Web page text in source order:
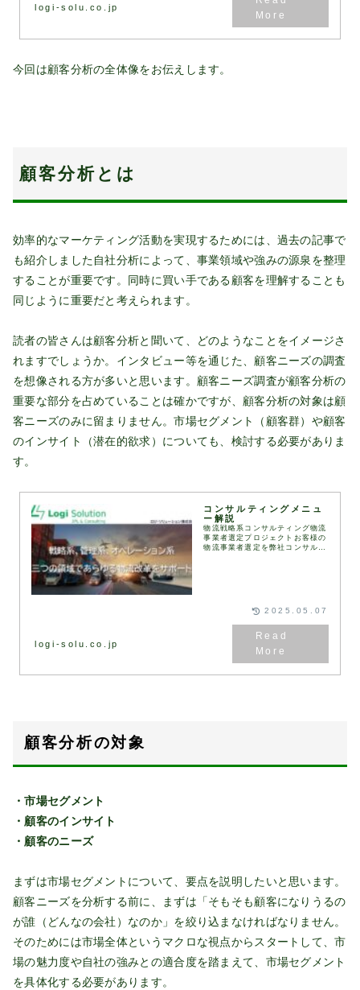
logi-solu.co.jp
今回は顧客分析の全体像をお伝えします。
顧客分析とは
効率的なマーケティング活動を実現するためには、過去の記事で
も紹介しました自社分析によって、事業領域や強みの源泉を整理
することが重要です。同時に買い手である顧客を理解することも
同じように重要だと考えられます。
読者の皆さんは顧客分析と聞いて、どのようなことをイメージさ
れますでしょうか。インタビュー等を通じた、顧客ニーズの調査
を想像される方が多いと思います。顧客ニーズ調査が顧客分析の
重要な部分を占めていることは確かですが、顧客分析の対象は顧
客ニーズのみに留まりません。市場セグメント（顧客群）や顧客
のインサイト（潜在的欲求）についても、検討する必要がありま
す。
コンサルティングメニュ
ー解説
物流戦略系コンサルティング物流
事業者選定プロジェクトお客様の
物流事業者選定を弊社コンサルタ
logi-solu.co.jp
2025.05.07
顧客分析の対象
・市場セグメント
・顧客のインサイト
・顧客のニーズ
まずは市場セグメントについて、要点を説明したいと思います。
顧客ニーズを分析する前に、まずは「そもそも顧客になりうるの
が誰（どんなの会社）なのか」を絞り込まなければなりません。
そのためには市場全体というマクロな視点からスタートして、市
場の魅力度や自社の強みとの適合度を踏まえて、市場セグメント
を具体化する必要があります。